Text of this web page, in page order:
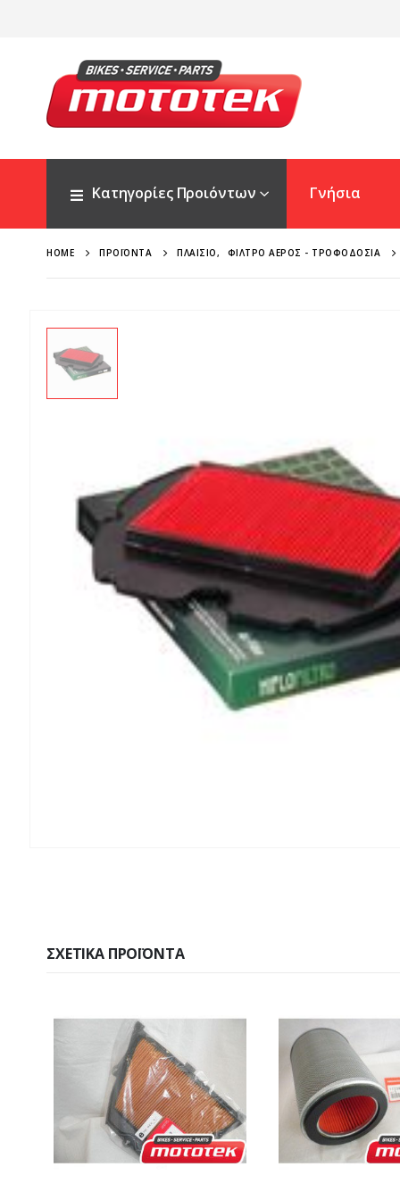
Κατηγορίες Προιόντων Γνήσια
HOME ΠΡΟΪΌΝΤΑ ΠΛΑΊΣΙΟ, ΦΊΛΤΡΟ ΑΈΡΟΣ - ΤΡΟΦΟΔΟΣΊΑ
ΣΧΕΤΙΚΆ ΠΡΟΪΌΝΤΑ